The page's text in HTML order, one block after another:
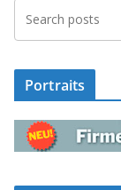
Portraits